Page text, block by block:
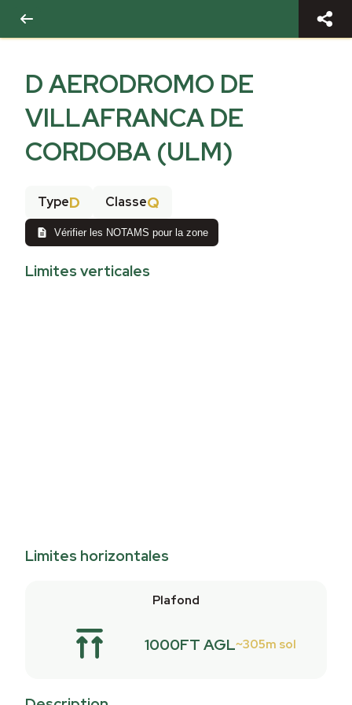
D AERODROMO DE
VILLAFRANCA DE
CORDOBA (ULM)
TypeD ClasseQ
Vérifier les NOTAMS pour la zone
Limites verticales
Limites horizontales
Plafond
1000FT AGL 305m sol